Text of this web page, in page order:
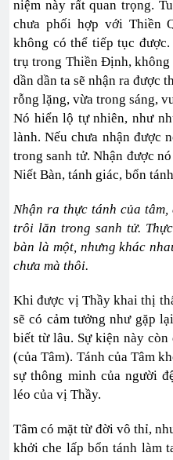
niệm này rất quan trọng.
chưa phối hợp với Thiền
không có thể tiếp tục
trụ trong Thiền Ðịnh, không
dần dần ta sẽ nhận ra được
rỗng lặng, vừa trong sáng,
Nó hiển lộ tự nhiên, như
lành. Nếu chưa nhận được
trong sanh tử. Nhận được
Niết Bàn, tánh giác, bổn
Nhận ra thực tánh của
trôi lăn trong sanh tử.
bàn là một, nhưng khác
chưa mà thôi.
Khi được vị Thầy khai thị
sẽ có cảm tưởng như gặp
biết từ lâu. Sự kiện này
(của Tâm). Tánh của Tâm
sự thông minh của người
léo của vị Thầy.
Tâm có mặt từ đời vô thỉ,
khởi che lấp bổn tánh làm